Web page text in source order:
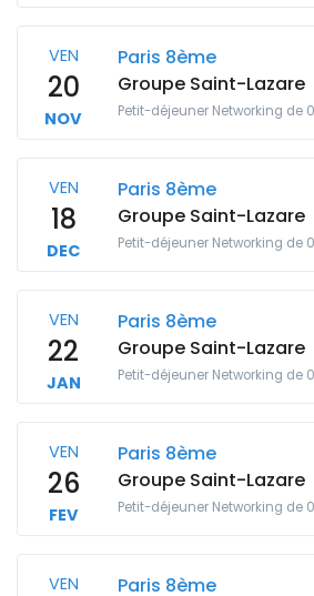
VEN
20
NOV
Paris 8ème
Groupe Saint-Lazare
Petit-déjeuner Networking de
VEN
18
DEC
Paris 8ème
Groupe Saint-Lazare
Petit-déjeuner Networking de
VEN
22
JAN
Paris 8ème
Groupe Saint-Lazare
Petit-déjeuner Networking de
VEN
26
FEV
Paris 8ème
Groupe Saint-Lazare
Petit-déjeuner Networking de
VEN
Paris 8ème